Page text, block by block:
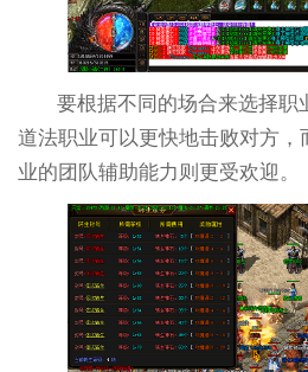
要根据不同的场合来选择职
道法职业可以更快地击败对方，
业的团队辅助能力则更受欢迎。